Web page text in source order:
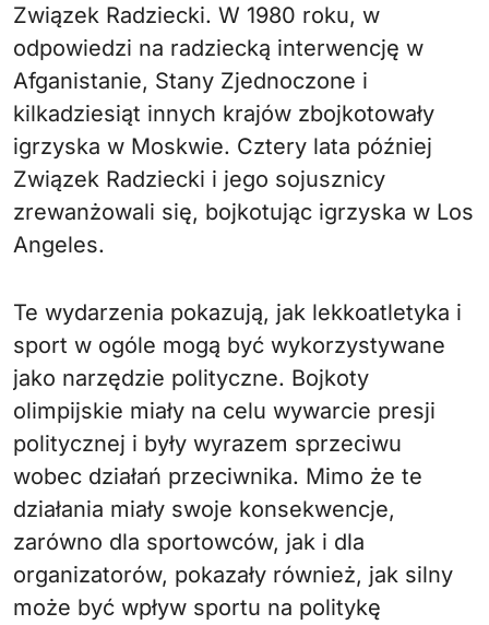
Związek Radziecki. W 1980 roku, w
odpowiedzi na radziecką interwencję w
Afganistanie, Stany Zjednoczone i
kilkadziesiąt innych krajów zbojkotowały
igrzyska w Moskwie. Cztery lata później
Związek Radziecki i jego sojusznicy
zrewanżowali się, bojkotując igrzyska w Los
Angeles.
Te wydarzenia pokazują, jak lekkoatletyka i
sport w ogóle mogą być wykorzystywane
jako narzędzie polityczne. Bojkoty
olimpijskie miały na celu wywarcie presji
politycznej i były wyrazem sprzeciwu
wobec działań przeciwnika. Mimo że te
działania miały swoje konsekwencje,
zarówno dla sportowców, jak i dla
organizatorów, pokazały również, jak silny
może być wpływ sportu na politykę